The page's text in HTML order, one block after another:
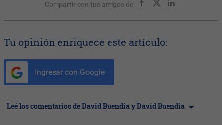
Compartir con tus amigos de
Tu opinión enriquece este artículo:
Ingresar con Google
Leé los comentarios de David Buendia y David Buendia